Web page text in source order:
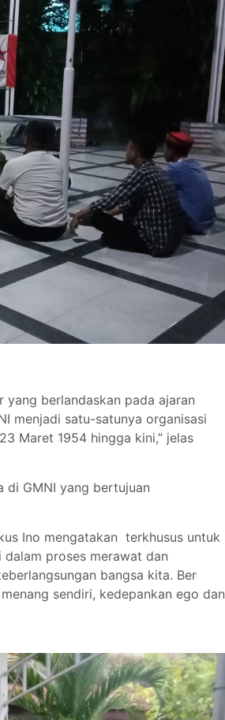
yang berlandaskan pada ajaran
menjadi satu-satunya organisasi
Maret 1954 hingga kini,” jelas
di GMNI yang bertujuan
Ino mengatakan terkhusus untuk
proses merawat dan
bangsa kita. Ber
sendiri, kedepankan ego dan